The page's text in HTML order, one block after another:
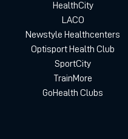
HealthCity
LACO
Newstyle Healthcenters
Optisport Health Club
SportCity
TrainMore
GoHealth Clubs